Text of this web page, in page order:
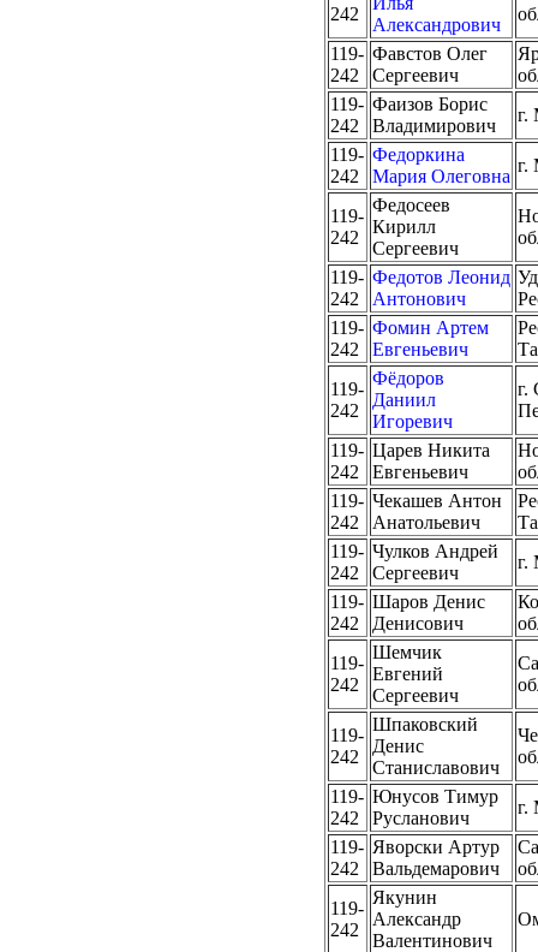
242
Александрович
119-
242
Фавстов Олег
Сергеевич
119-
242
Фаизов Борис
Владимирович
г.
119-
242
Федоркина
Мария Олеговна
г.
119-
242
Федосеев
Кирилл
Сергеевич
119-
242
Федотов Леонид
Антонович
119-
242
Фомин Артем
Евгеньевич
119-
242
Фёдоров
Даниил
Игоревич
г.
119-
242
Царев Никита
Евгеньевич
119-
242
Чекашев Антон
Анатольевич
119-
242
Чулков Андрей
Сергеевич
г.
119-
242
Шаров Денис
Денисович
119-
242
Шемчик
Евгений
Сергеевич
119-
242
Шпаковский
Денис
Станиславович
119-
242
Юнусов Тимур
Русланович
г.
119-
242
Яворски Артур
Вальдемарович
119-
242
Якунин
Александр
Валентинович